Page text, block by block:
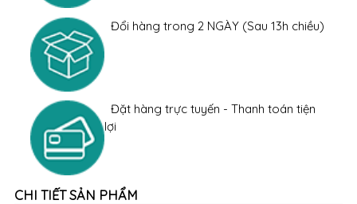
Đổi hàng trong 2 NGÀY (Sau 13h chiều)
Đặt hàng trực tuyến - Thanh toán tiện
lợi
CHI TIẾT SẢN PHẨM